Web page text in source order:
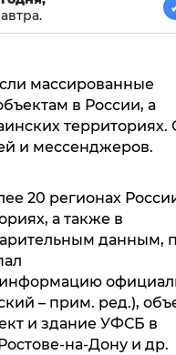
массированные
в России, а
территориях.
и мессенджеров.
20 регионах
а также в
данным,
информацию
– прим. ред.),
и здание УФСБ в
на-Дону и др.